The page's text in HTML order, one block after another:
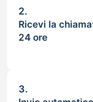
2.
Ricevi la
24 ore
3.